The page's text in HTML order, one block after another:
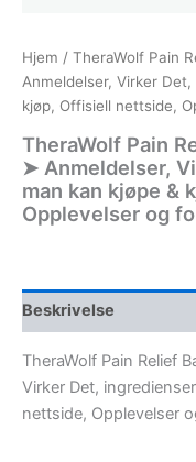
Hjem / TheraWolf Pain
Anmeldelser, Virker
kjøp, Offisiell nettside,
TheraWolf Pain
➤ Anmeldelser,
man kan kjøpe &
Opplevelser og
Beskrivelse
TheraWolf Pain Relief
Virker Det,
nettside, Opplevelser